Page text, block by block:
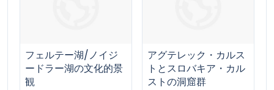
フェルテー湖/ノイジ
ードラー湖の文化的景
観
アグテレック・カルス
トとスロバキア・カル
ストの洞窟群